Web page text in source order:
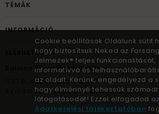
TÉMÁK
INFORMÁCIÓ
ELÉRHETŐSÉG
Balloon World Hungary Kft.
Budapest, Bécsi út 267.
Az oldal üzemeltetője – nem átadó pont!
Cookie beállítások Oldalunk sütit
hogy biztosítsuk Neked az
Jelmezek® teljes funkcionalitását,
informatívvá és
az oldalt. Kérünk, engedélyezd a
hogy élménnyé tehessük
látogatásodat! Ezzel elfogadod az
Adatkezelési tájékoztatóban